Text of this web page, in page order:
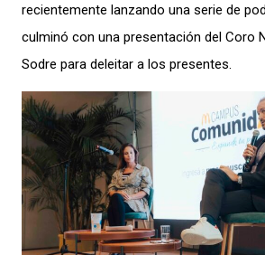
recientemente lanzando una serie de
culminó con una presentación del Coro
Sodre para deleitar a los presentes.